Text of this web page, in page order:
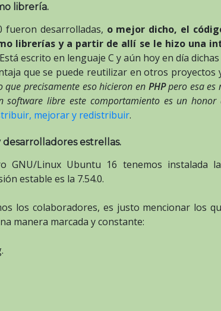
librería.
fueron desarrolladas, o mejor dicho, el
librerías y a partir de allí se le hizo una
Está escrito en lenguaje C y aún hoy en día
que se puede reutilizar en otros proyectos
que precisamente eso hicieron en PHPpero esa es
software libre este comportamiento es un
mejorar y redistribuir.
desarrolladores estrellas.
GNU/Linux Ubuntu 16 tenemos instalada
estable es la 7.54.0.
los colaboradores, es justo mencionar los
manera marcada y constante: